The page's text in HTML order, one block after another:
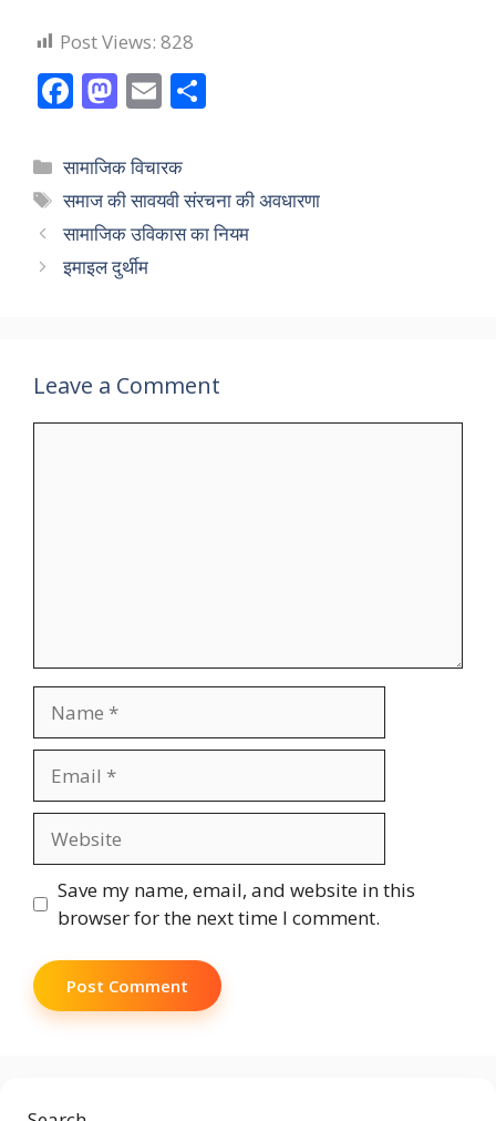
Post Views: 828
F
e
b
o
o
M
to
d
o
n
E
ai
l e
Categories
सामाजिक विचारक
Tags
समाज की सावयवी संरचना की अवधारणा
सामाजिक उविकास का नियम
इमाइल दुर्थीम
Leave a Comment
Save my name, email, and website in this
browser for the next time I comment.